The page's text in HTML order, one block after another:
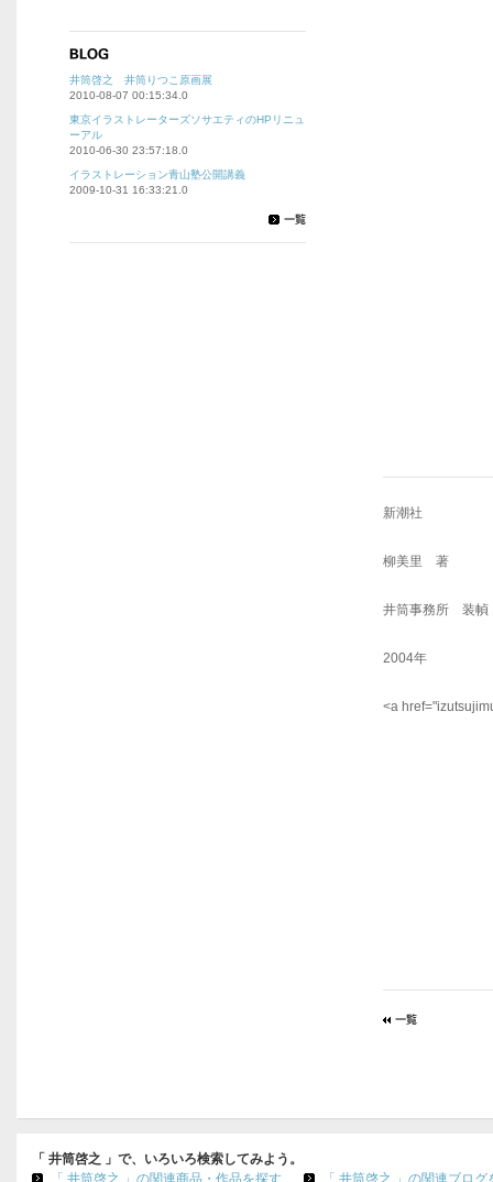
新潮社
柳美里 著
井筒事務所 装幀
2004年
<a href="
井筒啓之 井筒りつこ原画展
2010-08-07 00:15:34.0
東京イラストレーターズソサエティのHPリニュ
ーアル
2010-06-30 23:57:18.0
イラストレーション青山塾公開講義
2009-10-31 16:33:21.0
「 井筒啓之 」で、いろいろ検索してみよう。
「 井筒啓之 」の関連商品・作品を探す
「 井筒啓之 」の関連ブログ